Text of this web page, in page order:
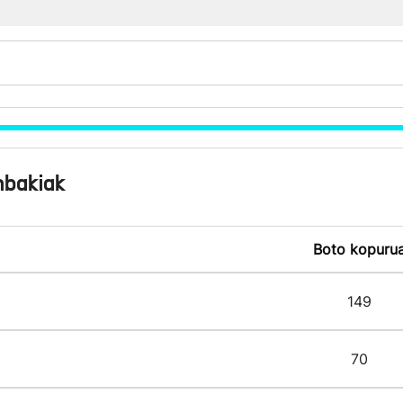
Boto
149
70